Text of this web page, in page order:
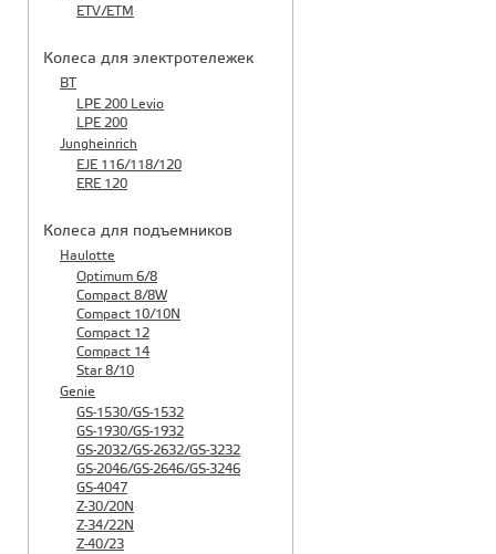
ETV/ETM
Колеса для электротележек
BT
LPE 200 Levio
LPE 200
Jungheinrich
EJE 116/118/120
ERE 120
Колеса для подъемников
Haulotte
Optimum 6/8
Compact 8/8W
Compact 10/10N
Compact 12
Compact 14
Star 8/10
Genie
GS-1530/GS-1532
GS-1930/GS-1932
GS-2032/GS-2632/GS-3232
GS-2046/GS-2646/GS-3246
GS-4047
Z-30/20N
Z-34/22N
Z-40/23